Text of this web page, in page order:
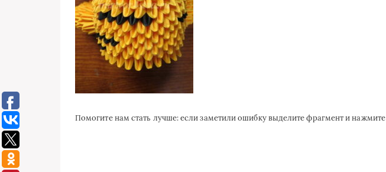
Помогите нам стать лучше: если заметили ошибку выделите фрагмент и нажмите